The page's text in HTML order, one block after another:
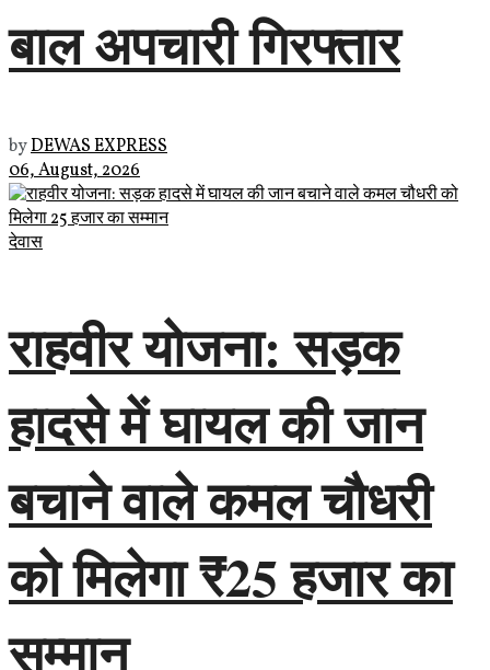
बाल अपचारी गिरफ्तार
byDEWAS EXPRESS
06, August, 2026
देवास
राहवीर योजना: सड़क
हादसे में घायल की जान
बचाने वाले कमल चौधरी
को मिलेगा ₹25 हजार का
सम्मान